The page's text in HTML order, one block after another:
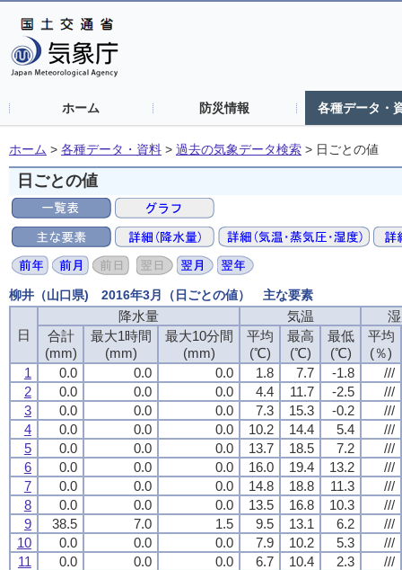
ホーム 防災情報 各種データ・
ホーム > 各種データ・資料 > 過去の気象データ検索 > 日ごとの値
日ごとの値
柳井（山口県) 2016年3月（日ごとの値） 主な要素
日
降水量 気温
合計
(mm)
最大1時間
(mm)
最大10分間
(mm)
平均
(℃)
最高
(℃)
最低
(℃)
平均
(％)
1
0.0 0.0 0.0 1.8 7.7 -1.8
///
2
0.0 0.0 0.0 4.4 11.7 -2.5
///
3
0.0 0.0 0.0 7.3 15.3 -0.2
///
4
0.0 0.0 0.0 10.2 14.4 5.4
///
5
0.0 0.0 0.0 13.7 18.5 7.2
///
6
0.0 0.0 0.0 16.0 19.4 13.2
///
7
0.0 0.0 0.0 14.8 18.8 11.3
///
8
0.0 0.0 0.0 13.5 16.8 10.3
///
9
38.5 7.0 1.5 9.5 13.1 6.2
///
10
0.0 0.0 0.0 7.9 10.2 5.3
///
11
0.0 0.0 0.0 6.7 10.4 2.3
///